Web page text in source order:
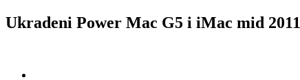
Ukradeni Power Mac G5 i iMac mid 2011